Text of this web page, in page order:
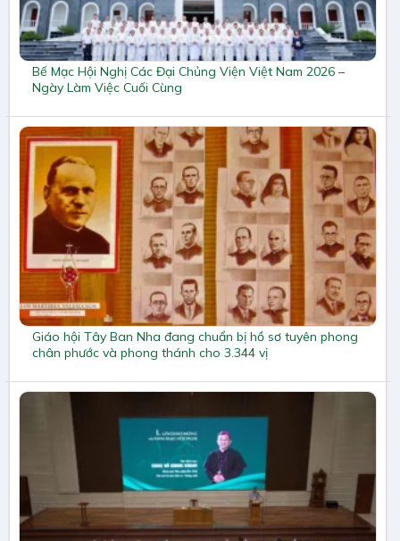
Bế Mạc Hội Nghị Các Đại Chủng Viện Việt Nam 2026 –
Ngày Làm Việc Cuối Cùng
Giáo hội Tây Ban Nha đang chuẩn bị hồ sơ tuyên phong
chân phước và phong thánh cho 3.344 vị